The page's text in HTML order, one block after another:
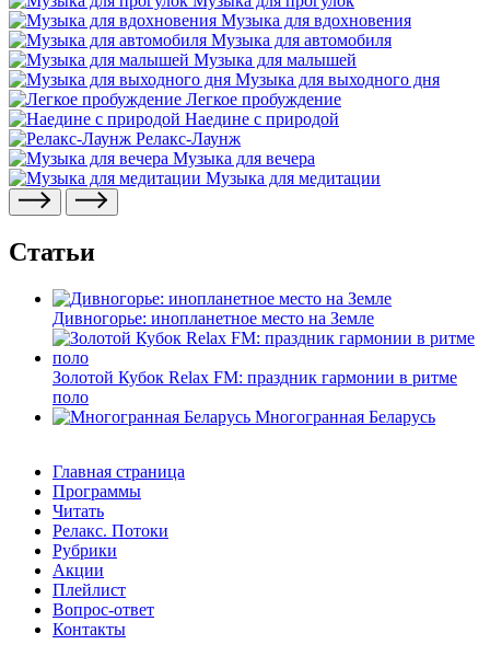
Музыка для вдохновения
Музыка для автомобиля
Музыка для малышей
Музыка для выходного дня
Легкое пробуждение
Наедине с природой
Релакс-Лаунж
Музыка для вечера
Музыка для медитации
Статьи
Дивногорье: инопланетное место на Земле
Золотой Кубок Relax FM: праздник гармонии в ритме
поло
Многогранная Беларусь
Главная страница
Программы
Читать
Релакс. Потоки
Рубрики
Акции
Плейлист
Вопрос-ответ
Контакты